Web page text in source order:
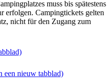
muss bis spätestens
erfolgen. Campingtickets gelten
nicht für den Zugang zum
een nieuw tabblad)